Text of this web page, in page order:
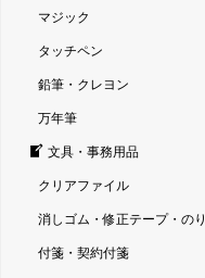
マジック
タッチペン
鉛筆・クレヨン
万年筆
文具・事務用品
クリアファイル
消しゴム・修正テープ・のり
付箋・契約付箋